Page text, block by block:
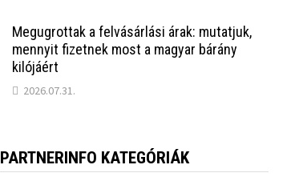
Megugrottak a felvásárlási árak: mutatjuk,
mennyit fizetnek most a magyar bárány
kilójáért
2026.07.31.
PARTNERINFO KATEGÓRIÁK